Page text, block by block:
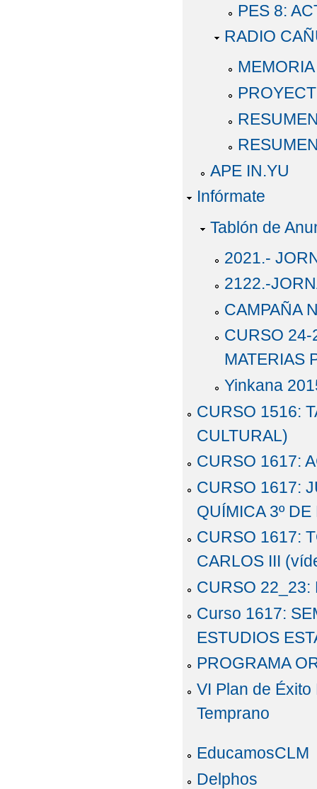
PES 8:
RADIO
APE IN.YU
Infórmate
Tablón de
2021.-
2122.-
CAMPAÑA
CURSO 24-
MATERIAS
Yinkana
CURSO 1516:
CULTURAL)
CURSO 1617:
CURSO 1617:
QUÍMICA 3º DE
CURSO 1617:
CARLOS III
CURSO 22_23:
Curso 1617:
ESTUDIOS
PROGRAMA
VI Plan de
Temprano
EducamosCLM
Delphos